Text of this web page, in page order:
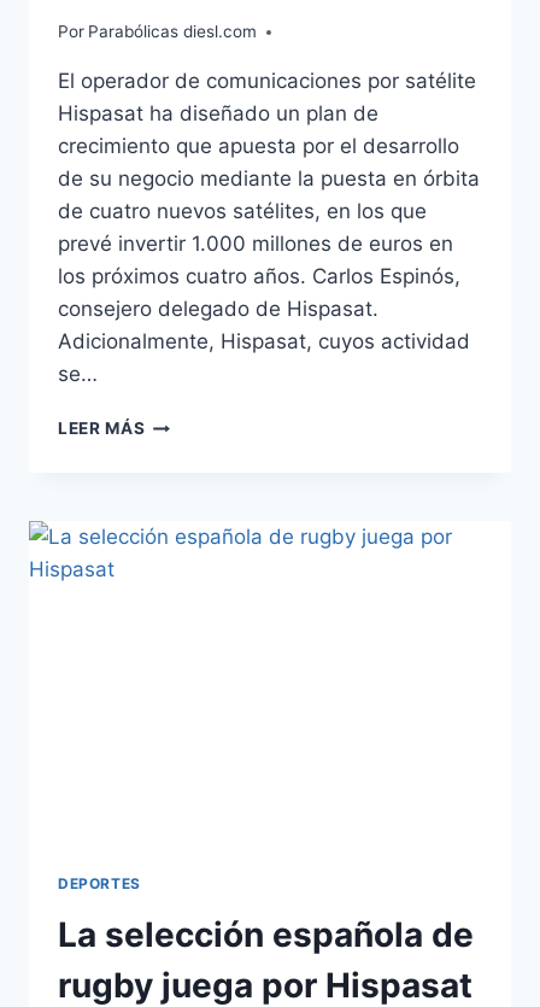
Por Parabólicas diesl.com
El operador de comunicaciones por satélite
Hispasat ha diseñado un plan de
crecimiento que apuesta por el desarrollo
de su negocio mediante la puesta en órbita
de cuatro nuevos satélites, en los que
prevé invertir 1.000 millones de euros en
los próximos cuatro años. Carlos Espinós,
consejero delegado de Hispasat.
Adicionalmente, Hispasat, cuyos actividad
se…
LEER MÁS HISPASAT
DE
EUROS
DEPORTES
La selección española de
rugby juega por Hispasat